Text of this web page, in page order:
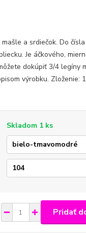
a srdiečok. Do
Je áčkového,
dokúpiť 3/4 legíny
výrobku. Zloženie:
Skladom 1 ks
Pridať